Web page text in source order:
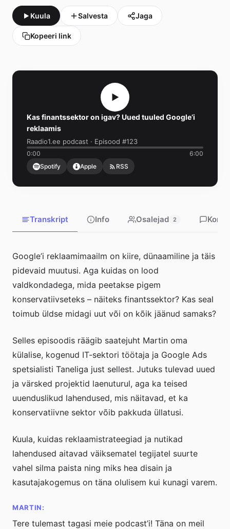
Kuula Salvesta Jaga
Kopeeri link
Kas finantssektor on igav? Uued tuuled Google’i
reklaamis
Raadio1.ee podcast · Episood #123
0:00
6:00
Spotify
Apple RSS
Transkript Info Osalejad 2
Google’i reklaamimaailm on kiire, dünaamiline ja täis
pidevaid muutusi. Aga kuidas on lood
valdkondadega, mida peetakse pigem
konservatiivseteks – näiteks finantssektor? Kas seal
toimub üldse midagi uut või on kõik jäänud samaks?
Selles episoodis räägib saatejuht Martin oma
külalise, kogenud IT-sektori töötaja ja Google Ads
spetsialisti Taneliga just sellest. Jutuks tulevad uued
ja värsked projektid laenuturul, aga ka teised
uuenduslikud lahendused, mis näitavad, et ka
konservatiivne sektor võib pakkuda üllatusi.
Kuula, kuidas reklaamistrateegiad ja nutikad
lahendused aitavad väiksematel tegijatel suurte
vahel silma paista ning miks hea disain ja
kasutajakogemus on täna olulisem kui kunagi varem.
MARTIN:
Tere tulemast tagasi meie podcast’i! Täna on meil